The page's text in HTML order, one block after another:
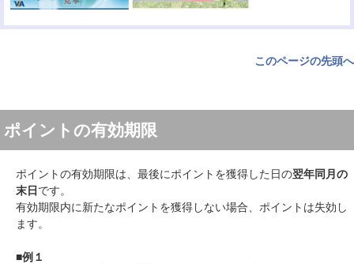
このページの先頭へ
ポイントの有効期限
ポイントの有効期限は、最後にポイントを獲得した日の翌年同月の
末日 です。
有効期限内に新たなポイントを獲得しない場合、ポイントは失効し
ます。
■例１